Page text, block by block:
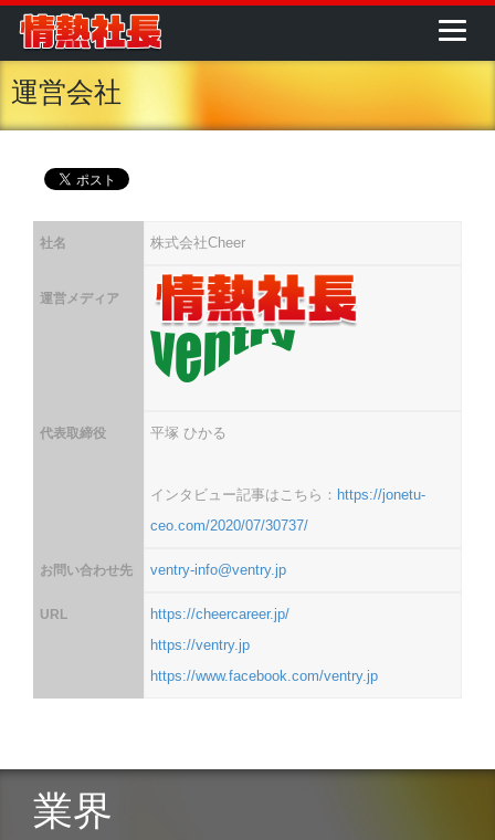
運営会社
社名 株式会社Cheer
運営メディア
代表取締役 平塚 ひかる
インタビュー記事はこちら： https://jonetu-
ceo.com/2020/07/30737/
お問い合わせ先 ventry-info@ventry.jp
URL
https://cheercareer.jp/
https://ventry.jp
https://www.facebook.com/ventry.jp
業界